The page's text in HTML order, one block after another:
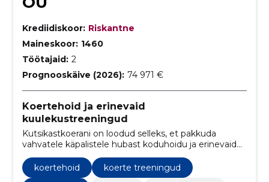
Krediidiskoor: Riskantne
Maineskoor: 1460
Töötajaid: 2
Prognooskäive (2026): 74 971 €
Koertehoid ja erinevaid
kuulekustreeningud
Kutsikastkoerani on loodud selleks, et pakkuda
vahvatele käpalistele hubast koduhoidu ja erinevaid
kuulekustreeninguid.
koertehoid
koerte treeningud